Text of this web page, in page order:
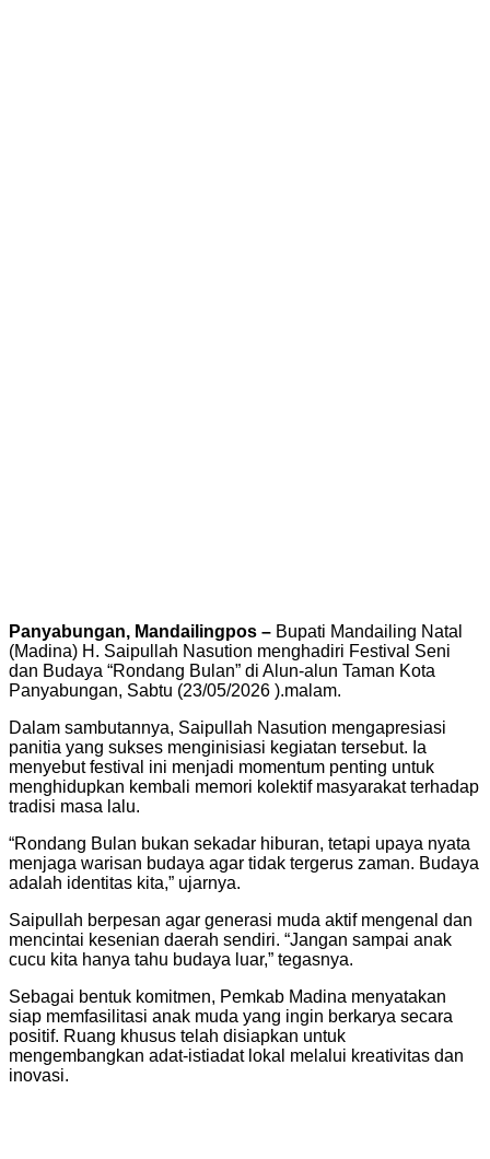
Panyabungan, Mandailingpos – Bupati Mandailing Natal
(Madina) H. Saipullah Nasution menghadiri Festival Seni
dan Budaya “Rondang Bulan” di Alun-alun Taman Kota
Panyabungan, Sabtu (23/05/2026 ).malam.
Dalam sambutannya, Saipullah Nasution mengapresiasi
panitia yang sukses menginisiasi kegiatan tersebut. Ia
menyebut festival ini menjadi momentum penting untuk
menghidupkan kembali memori kolektif masyarakat terhadap
tradisi masa lalu.
“Rondang Bulan bukan sekadar hiburan, tetapi upaya nyata
menjaga warisan budaya agar tidak tergerus zaman. Budaya
adalah identitas kita,” ujarnya.
Saipullah berpesan agar generasi muda aktif mengenal dan
mencintai kesenian daerah sendiri. “Jangan sampai anak
cucu kita hanya tahu budaya luar,” tegasnya.
Sebagai bentuk komitmen, Pemkab Madina menyatakan
siap memfasilitasi anak muda yang ingin berkarya secara
positif. Ruang khusus telah disiapkan untuk
mengembangkan adat-istiadat lokal melalui kreativitas dan
inovasi.